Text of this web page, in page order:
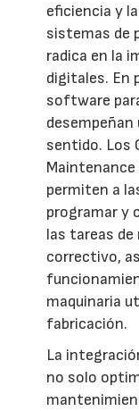
eficiencia y
sistemas de
radica en la
digitales. En
software
sentido. Los
permiten a
programar y
las tareas
correctivo,
maquinaria
fabricación.
La
no solo